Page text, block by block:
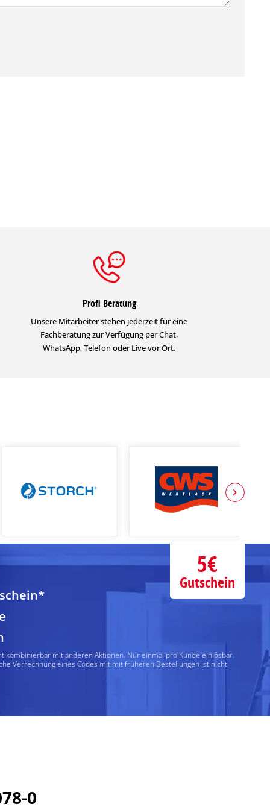
Profi Beratung
Unsere Mitarbeiter stehen jederzeit für eine
Fachberatung zur Verfügung per Chat,
WhatsApp, Telefon oder Live vor Ort.
kombinierbar mit anderen Aktionen. Nur einmal pro Kunde einlösbar.
Verrechnung eines Codes mit mit früheren Bestellungen ist nicht
5€
Gutschein
0